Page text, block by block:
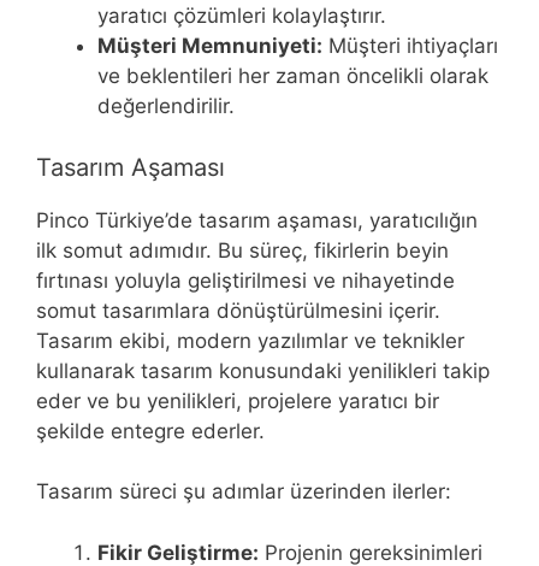
yaratıcı çözümleri kolaylaştırır.
Müşteri Memnuniyeti: Müşteri ihtiyaçları
ve beklentileri her zaman öncelikli olarak
değerlendirilir.
Tasarım Aşaması
Pinco Türkiye’de tasarım aşaması, yaratıcılığın
ilk somut adımıdır. Bu süreç, fikirlerin beyin
fırtınası yoluyla geliştirilmesi ve nihayetinde
somut tasarımlara dönüştürülmesini içerir.
Tasarım ekibi, modern yazılımlar ve teknikler
kullanarak tasarım konusundaki yenilikleri takip
eder ve bu yenilikleri, projelere yaratıcı bir
şekilde entegre ederler.
Tasarım süreci şu adımlar üzerinden ilerler:
Fikir Geliştirme: Projenin gereksinimleri